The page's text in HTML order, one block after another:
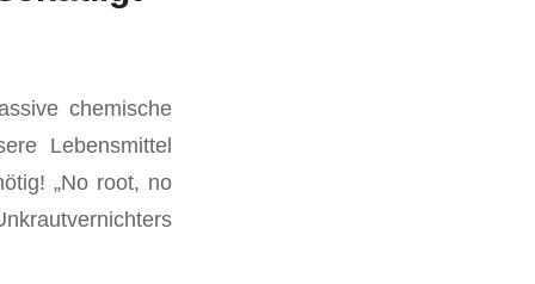
chemische
Lebensmittel
„No root, no